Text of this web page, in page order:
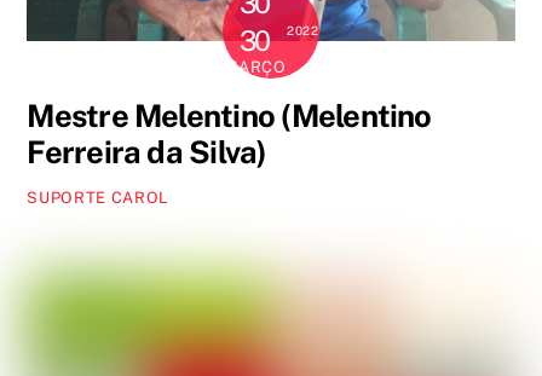
30
MARÇO
2022
Mestre Melentino (Melentino
Ferreira da Silva)
SUPORTE CAROL